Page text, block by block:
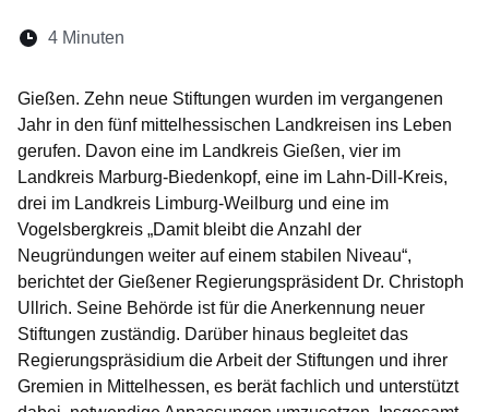
Lesedauer:
4 Minuten
Gießen. Zehn neue Stiftungen wurden im vergangenen
Jahr in den fünf mittelhessischen Landkreisen ins Leben
gerufen. Davon eine im Landkreis Gießen, vier im
Landkreis Marburg-Biedenkopf, eine im Lahn-Dill-Kreis,
drei im Landkreis Limburg-Weilburg und eine im
Vogelsbergkreis „Damit bleibt die Anzahl der
Neugründungen weiter auf einem stabilen Niveau“,
berichtet der Gießener Regierungspräsident Dr. Christoph
Ullrich. Seine Behörde ist für die Anerkennung neuer
Stiftungen zuständig. Darüber hinaus begleitet das
Regierungspräsidium die Arbeit der Stiftungen und ihrer
Gremien in Mittelhessen, es berät fachlich und unterstützt